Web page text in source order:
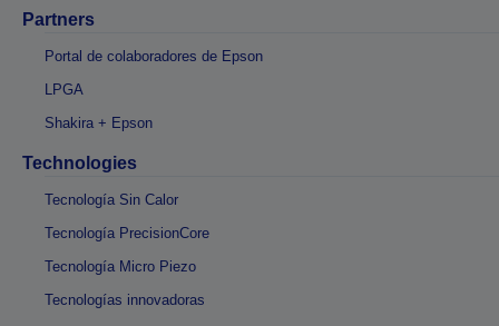
Partners
Portal de colaboradores de Epson
LPGA
Shakira + Epson
Technologies
Tecnología Sin Calor
Tecnología PrecisionCore
Tecnología Micro Piezo
Tecnologías innovadoras